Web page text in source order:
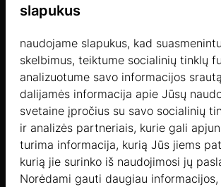
AGAVE 2 (44mm) 4x3m, 12㎡
slapukus
naudojame slapukus, kad
skelbimus, teiktume socialinių tinklų
analizuotume savo informacijos
dalijamės informacija apie Jūsų
svetaine įpročius su savo socialinių
ir analizės partneriais, kurie gali
turima informacija, kurią Jūs jiems
kurią jie surinko iš naudojimosi jų
Norėdami gauti daugiau